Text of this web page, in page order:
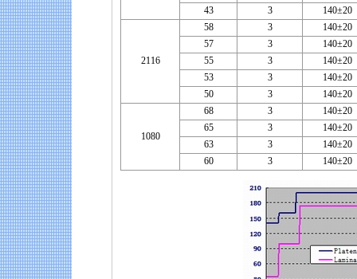
43
3 140±20
2116
58 3
140±20
57
3
140±20
55
3
140±20
53
3
140±20
50
3 140±20
1080
68 3
140±20
65
3
140±20
63
3
140±20
60
3 140±20